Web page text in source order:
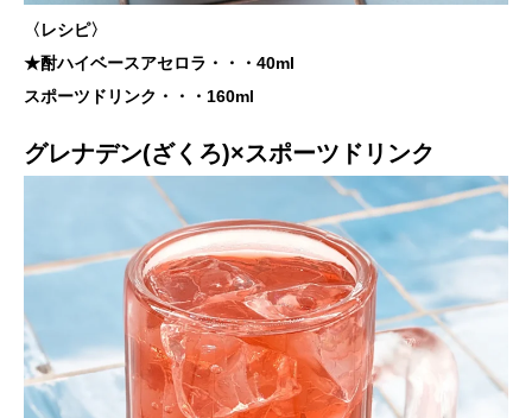
〈レシピ〉
★酎ハイベースアセロラ・・・40ml
スポーツドリンク・・・160ml
グレナデン(ざくろ)×スポーツドリンク